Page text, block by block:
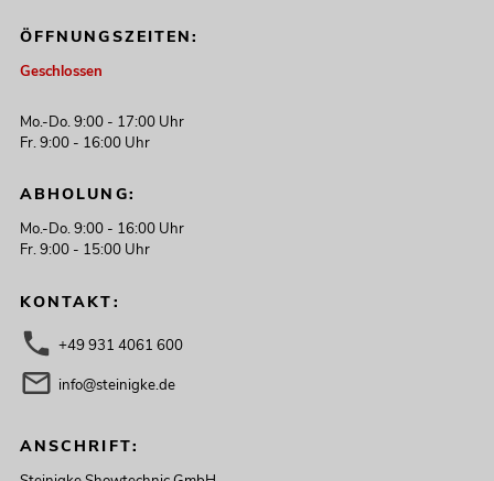
ÖFFNUNGSZEITEN:
Geschlossen
Mo.-Do. 9:00 - 17:00 Uhr
Fr. 9:00 - 16:00 Uhr
ABHOLUNG:
Mo.-Do. 9:00 - 16:00 Uhr
Fr. 9:00 - 15:00 Uhr
KONTAKT:
+49 931 4061 600
info@steinigke.de
ANSCHRIFT: